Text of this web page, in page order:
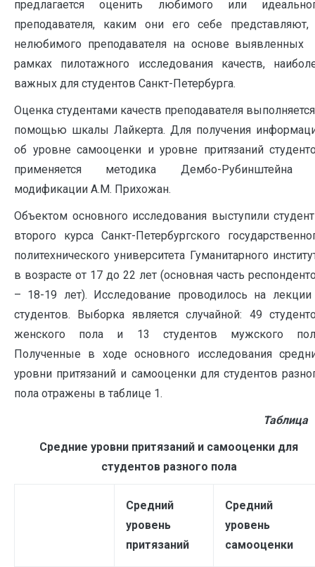
предлагается оценить любимого или
преподавателя, каким они его себе
нелюбимого преподавателя на основе
рамках пилотажного исследования качеств,
важных для студентов Санкт-Петербурга.
Оценка студентами качеств преподавателя
помощью шкалы Лайкерта. Для получения
об уровне самооценки и уровне притязаний
применяется методика Дембо-Рубинштейна
модификации A.M. Прихожан.
Объектом основного исследования выступили
второго курса Санкт-Петербургского
политехнического университета Гуманитарного
в возрасте от 17 до 22 лет (основная часть
– 18-19 лет). Исследование проводилось на
студентов. Выборка является случайной: 49
женского пола и 13 студентов мужского
Полученные в ходе основного исследования
уровни притязаний и самооценки для студентов
пола отражены в таблице 1.
Таблица
Средние уровни притязаний и самооценки для
студентов разного пола
Средний
уровень
притязаний
Средний
уровень
самооценки